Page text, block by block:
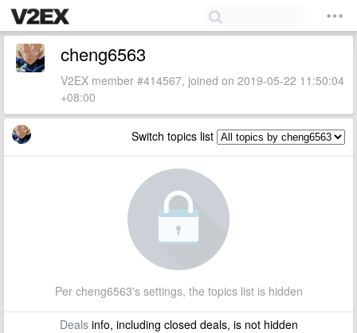
cheng6563
V2EX member #414567, joined on 2019-05-22 11:50:04
+08:00
Switch topics list
Per cheng6563's settings, the topics list is hidden
Dealsinfo, including closed deals, is not hidden